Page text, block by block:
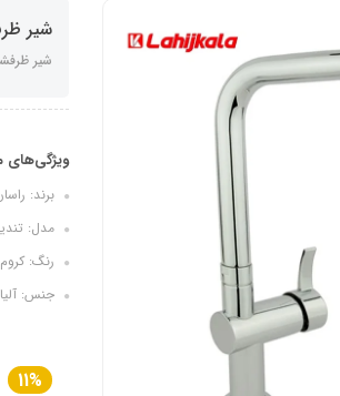
شیر
شیر
برند:
مدل:
رنگ: کروم
جنس:
11%